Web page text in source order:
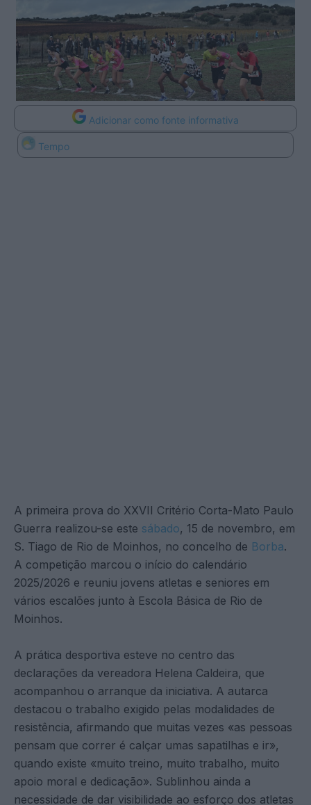
Adicionar como fonte informativa
Tempo
A primeira prova do XXVII Critério Corta-Mato Paulo
Guerra realizou-se este sábado, 15 de novembro, em
S. Tiago de Rio de Moinhos, no concelho de Borba.
A competição marcou o início do calendário
2025/2026 e reuniu jovens atletas e seniores em
vários escalões junto à Escola Básica de Rio de
Moinhos.
A prática desportiva esteve no centro das
declarações da vereadora Helena Caldeira, que
acompanhou o arranque da iniciativa. A autarca
destacou o trabalho exigido pelas modalidades de
resistência, afirmando que muitas vezes «as pessoas
pensam que correr é calçar umas sapatilhas e ir»,
quando existe «muito treino, muito trabalho, muito
apoio moral e dedicação». Sublinhou ainda a
necessidade de dar visibilidade ao esforço dos atletas